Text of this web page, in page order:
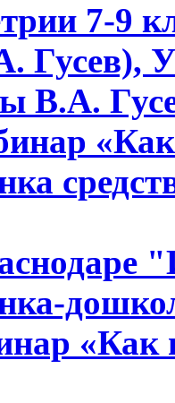
7-9
Гусев),
В.А.
«Как